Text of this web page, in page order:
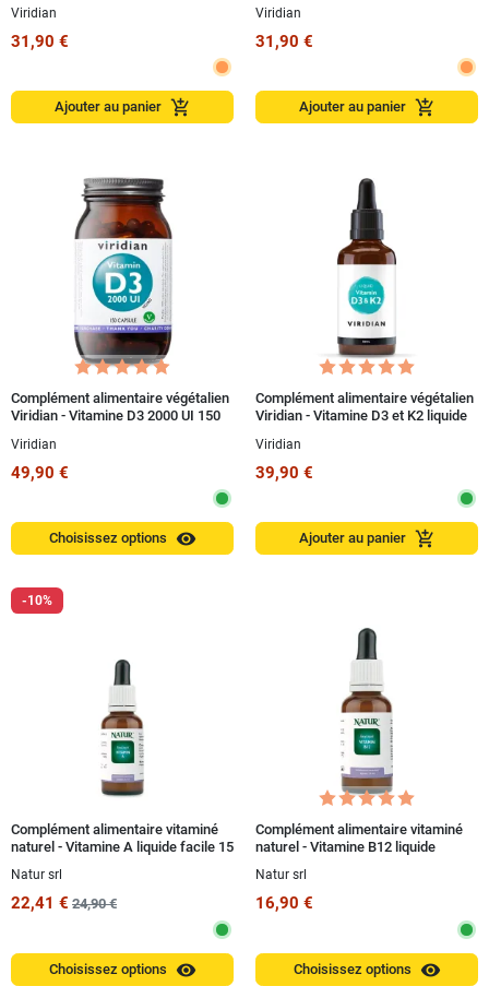
Viridian
31,90 €
Ajouter au panier add_shopping_cart
Viridian
31,90 €
Ajouter au panier add_shopping_cart
Complément alimentaire végétalien
Viridian - Vitamine D3 2000 UI 150
Viridian
49,90 €
Choisissez options visibility
Complément alimentaire végétalien
Viridian - Vitamine D3 et K2 liquide
Viridian
39,90 €
Ajouter au panier add_shopping_cart
-10%
Complément alimentaire vitaminé
naturel - Vitamine A liquide facile 15
Natur srl
22,41 € 24,90 €
Choisissez options visibility
Complément alimentaire vitaminé
naturel - Vitamine B12 liquide
Natur srl
16,90 €
Choisissez options visibility